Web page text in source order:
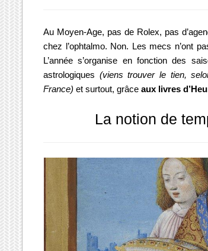
Au Moyen-Age, pas de Rolex, pas
chez l’ophtalmo. Non. Les mecs n’ont
L’année s’organise en fonction des
astrologiques (viens trouver le tien,
France) et surtout, grâce aux livres
La notion de